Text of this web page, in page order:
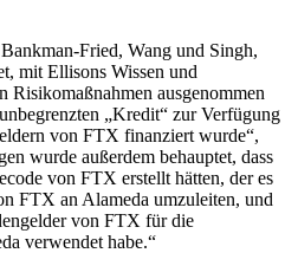
Fried, Wang und Singh,
mit Ellisons Wissen und
Risikomaßnahmen ausgenommen
„Kredit“ zur Verfügung
von FTX finanziert wurde“,
wurde außerdem behauptet, dass
von FTX erstellt hätten, der es
FTX an Alameda umzuleiten, und
von FTX für die
verwendet habe.“